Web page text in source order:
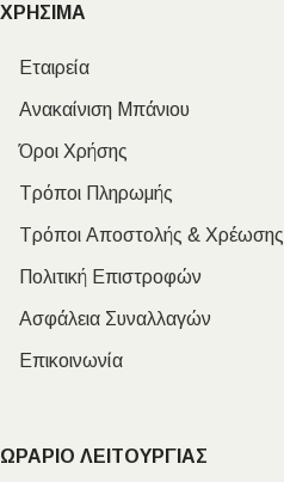
ΧΡΗΣΙΜΑ
Εταιρεία
Ανακαίνιση Μπάνιου
Όροι Χρήσης
Τρόποι Πληρωμής
Τρόποι Αποστολής & Χρέωσης
Πολιτική Επιστροφών
Ασφάλεια Συναλλαγών
Επικοινωνία
ΩΡΑΡΙΟ ΛΕΙΤΟΥΡΓΙΑΣ